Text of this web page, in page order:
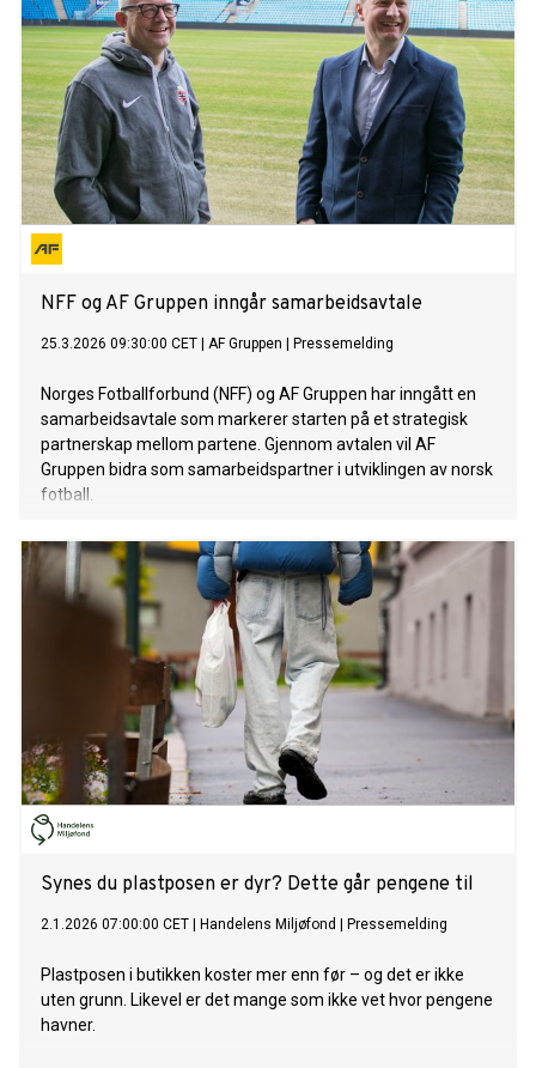
NFF og AF Gruppen inngår samarbeidsavtale
25.3.2026 09:30:00 CET AF Gruppen Pressemelding
Norges Fotballforbund (NFF) og AF Gruppen har inngått en
samarbeidsavtale som markerer starten på et strategisk
partnerskap mellom partene. Gjennom avtalen vil AF
Gruppen bidra som samarbeidspartner i utviklingen av norsk
fotball.
Synes du plastposen er dyr? Dette går pengene til
2.1.2026 07:00:00 CET Handelens Miljøfond Pressemelding
Plastposen i butikken koster mer enn før – og det er ikke
uten grunn. Likevel er det mange som ikke vet hvor pengene
havner.